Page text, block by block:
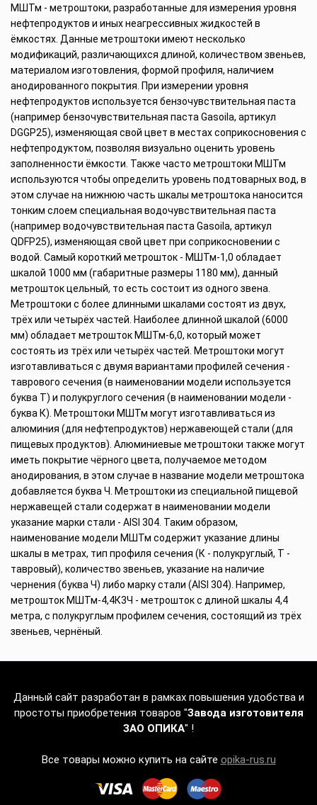
МШТм - метроштоки, разработанные для измерения уровня
нефтепродуктов и иных неагрессивных жидкостей в
ёмкостях. Данные метроштоки имеют несколько
модификаций, различающихся длиной, количеством звеньев,
материалом изготовления, формой профиля, наличием
анодированного покрытия. При измерении уровня
нефтепродуктов используется бензочувствительная паста
(например бензочувствительная паста Gasoila, артикул
DGGP25), изменяющая свой цвет в местах соприкосновения с
нефтепродуктом, позволяя визуально оценить уровень
заполненности ёмкости. Также часто метроштоки МШТм
используются чтобы определить уровень подтоварных вод, в
этом случае на нижнюю часть шкалы метроштока наносится
тонким слоем специальная водочувствительная паста
(например водочувствительная паста Gasoila, артикул
QDFP25), изменяющая свой цвет при соприкосновении с
водой. Самый короткий метрошток - МШТм-1,0 обладает
шкалой 1000 мм (габаритные размеры 1180 мм), данный
метрошток цельный, то есть состоит из одного звена.
Метроштоки с более длинными шкалами состоят из двух,
трёх или четырёх частей. Наиболее длинной шкалой (6000
мм) обладает метрошток МШТм-6,0, который может
состоять из трёх или четырёх частей. Метроштоки могут
изготавливаться с двумя вариантами профилей сечения -
таврового сечения (в наименовании модели используется
буква Т) и полукруглого сечения (в наименовании модели -
буква К). Метроштоки МШТм могут изготавливаться из
алюминия (для нефтепродуктов) нержавеющей стали (для
пищевых продуктов). Алюминиевые метроштоки также могут
иметь покрытие чёрного цвета, получаемое методом
анодирования, в этом случае в название модели метроштока
добавляется буква Ч. Метроштоки из специальной пищевой
нержавещей стали содержат в наименовании модели
указание марки стали - AISI 304. Таким образом,
наименование модели МШТм содержит указание длины
шкалы в метрах, тип профиля сечения (К - полукруглый, Т -
тавровый), количество звеньев, указание на наличие
чернения (буква Ч) либо марку стали (AISI 304). Например,
метрошток МШТм-4,4К3Ч - метрошток с длиной шкалы 4,4
метра, с полукруглым профилем сечения, состоящий из трёх
звеньев, чернёный.
Данный сайт разработан в рамках повышения удобства и
простоты приобретения товаров "Завода изготовителя
ЗАО ОПИКА" !
Все товары можно купить на сайте opika-rus.ru